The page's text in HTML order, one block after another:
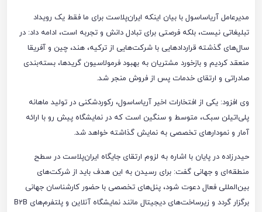
مدیرعامل آریاساسول با بیان اینکه ایران‌پلاست برای ما فقط یک رویداد
تبلیغاتی نیست، بلکه فرصتی برای تبادل دانش و تجربه است، ادامه داد: در
سال‌های گذشته قراردادهایی با شرکت‌هایی از ترکیه، هند، چین و آفریقا
منعقد کردیم و بازخورد مشتریان به بهبود فرمولاسیون گریدها، بسته‌بندی
صادراتی و ارتقای خدمات پس از فروش منجر شد.
وی افزود: یکی از افتخارات اخیر آریاساسول، رکوردشکنی در تولید ماهانه
پلی‌اتیلن سبک، متوسط و سنگین است که در نمایشگاه پیش رو با ارائه
آمار و نمودارهای تخصصی به نمایش گذاشته خواهد شد.
حیدرزاده در پایان با اشاره به لزوم ارتقای جایگاه ایران‌پلاست در سطح
منطقه‌ای و جهانی گفت: برای رسیدن به این هدف باید از شرکت‌های
بین‌المللی فعال دعوت شود، پنل‌های تخصصی با حضور کارشناسان جهانی
برگزار گردد و زیرساخت‌های دیجیتال مانند نمایشگاه آنلاین و پلتفرم‌های B2B